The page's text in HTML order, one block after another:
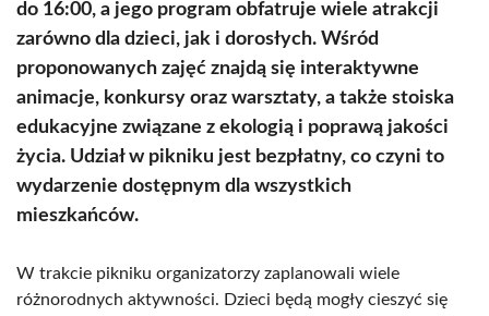
do 16:00, a jego program obfatruje wiele atrakcji
zarówno dla dzieci, jak i dorosłych. Wśród
proponowanych zajęć znajdą się interaktywne
animacje, konkursy oraz warsztaty, a także stoiska
edukacyjne związane z ekologią i poprawą jakości
życia. Udział w pikniku jest bezpłatny, co czyni to
wydarzenie dostępnym dla wszystkich
mieszkańców.
W trakcie pikniku organizatorzy zaplanowali wiele
różnorodnych aktywności. Dzieci będą mogły cieszyć się